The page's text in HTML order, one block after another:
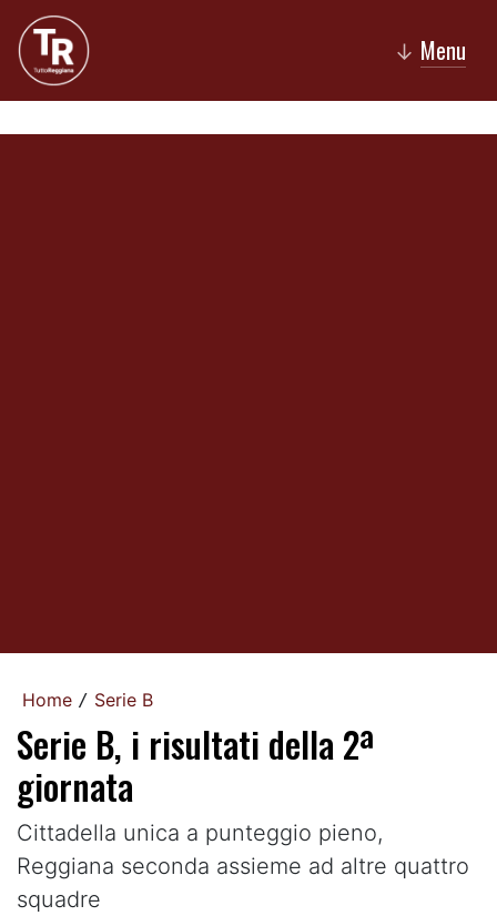
↓ Menu
Home / Serie B
Serie B, i risultati della 2ª
giornata
Cittadella unica a punteggio pieno,
Reggiana seconda assieme ad altre quattro
squadre